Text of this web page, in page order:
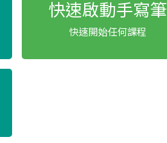
快速啟動手寫筆
快速開始任何課程